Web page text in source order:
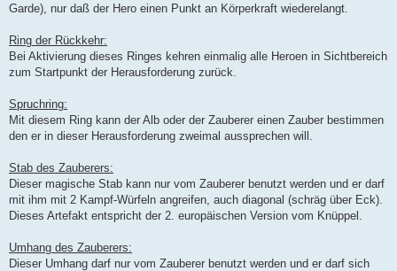
Garde), nur daß der Hero einen Punkt an Körperkraft wiederelangt.
Ring der Rückkehr:
Bei Aktivierung dieses Ringes kehren einmalig alle Heroen in Sichtbereich
zum Startpunkt der Herausforderung zurück.
Spruchring:
Mit diesem Ring kann der Alb oder der Zauberer einen Zauber bestimmen
den er in dieser Herausforderung zweimal aussprechen will.
Stab des Zauberers:
Dieser magische Stab kann nur vom Zauberer benutzt werden und er darf
mit ihm mit 2 Kampf-Würfeln angreifen, auch diagonal (schräg über Eck).
Dieses Artefakt entspricht der 2. europäischen Version vom Knüppel.
Umhang des Zauberers:
Dieser Umhang darf nur vom Zauberer benutzt werden und er darf sich